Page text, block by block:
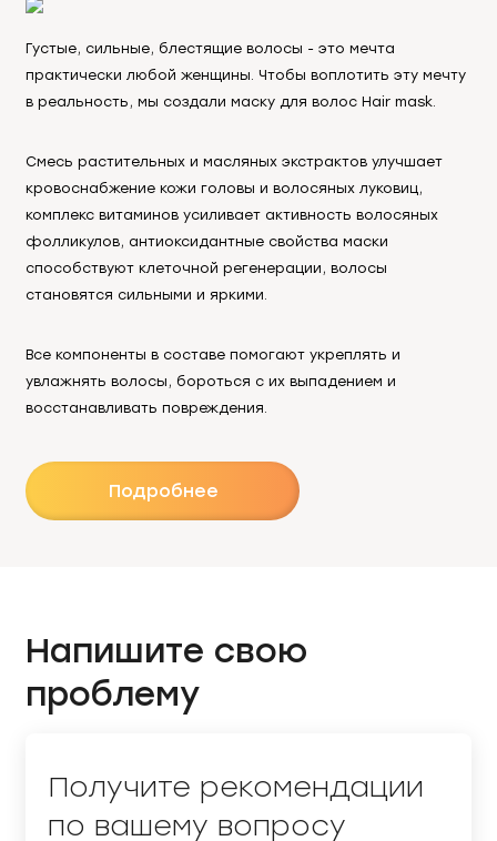
Густые, сильные, блестящие волосы - это мечта
практически любой женщины. Чтобы воплотить эту мечту
в реальность, мы создали маску для волос Hair mask.
Смесь растительных и масляных экстрактов улучшает
кровоснабжение кожи головы и волосяных луковиц,
комплекс витаминов усиливает активность волосяных
фолликулов, антиоксидантные свойства маски
способствуют клеточной регенерации, волосы
становятся сильными и яркими.
Все компоненты в составе помогают укреплять и
увлажнять волосы, бороться с их выпадением и
восстанавливать повреждения.
Подробнее
Напишите свою
проблему
Получите рекомендации
по вашему вопросу